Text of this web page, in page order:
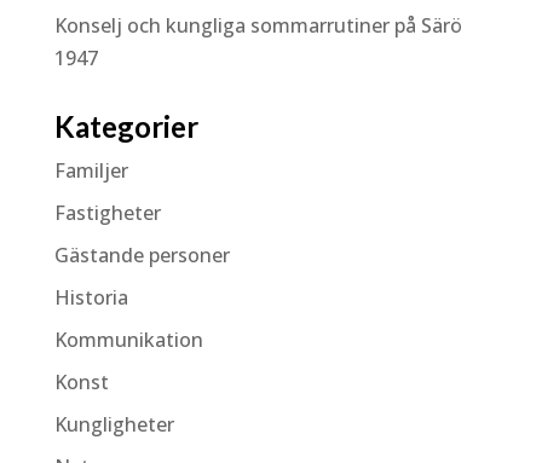
Konselj och kungliga sommarrutiner på Särö
1947
Kategorier
Familjer
Fastigheter
Gästande personer
Historia
Kommunikation
Konst
Kungligheter